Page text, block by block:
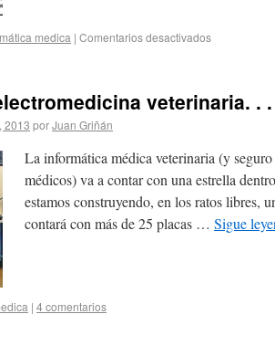
medica | Comentarios desactivados
veterinaria. .
2013 porJuan Griñán
La informática médica veterinaria (y
médicos) va a contar con una estrella
estamos construyendo, en los ratos libres,
contará con más de 25 placas … Sigue
| 4 comentarios